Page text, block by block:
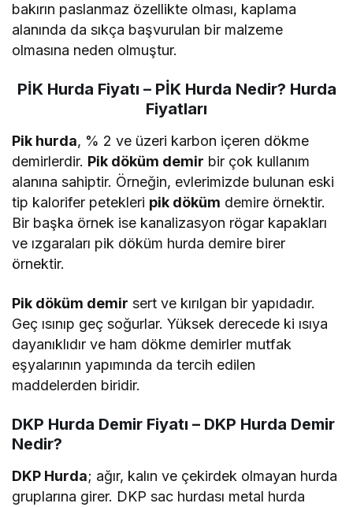
bakırın paslanmaz özellikte olması, kaplama
alanında da sıkça başvurulan bir malzeme
olmasına neden olmuştur.
PİK Hurda Fiyatı – PİK Hurda Nedir? Hurda
Fiyatları
Pik hurda, % 2 ve üzeri karbon içeren dökme
demirlerdir. Pik döküm demir bir çok kullanım
alanına sahiptir. Örneğin, evlerimizde bulunan eski
tip kalorifer petekleri pik döküm demire örnektir.
Bir başka örnek ise kanalizasyon rögar kapakları
ve ızgaraları pik döküm hurda demire birer
örnektir.
Pik döküm demir sert ve kırılgan bir yapıdadır.
Geç ısınıp geç soğurlar. Yüksek derecede ki ısıya
dayanıklıdır ve ham dökme demirler mutfak
eşyalarının yapımında da tercih edilen
maddelerden biridir.
DKP Hurda Demir Fiyatı – DKP Hurda Demir
Nedir?
DKP Hurda; ağır, kalın ve çekirdek olmayan hurda
gruplarına girer. DKP sac hurdası metal hurda